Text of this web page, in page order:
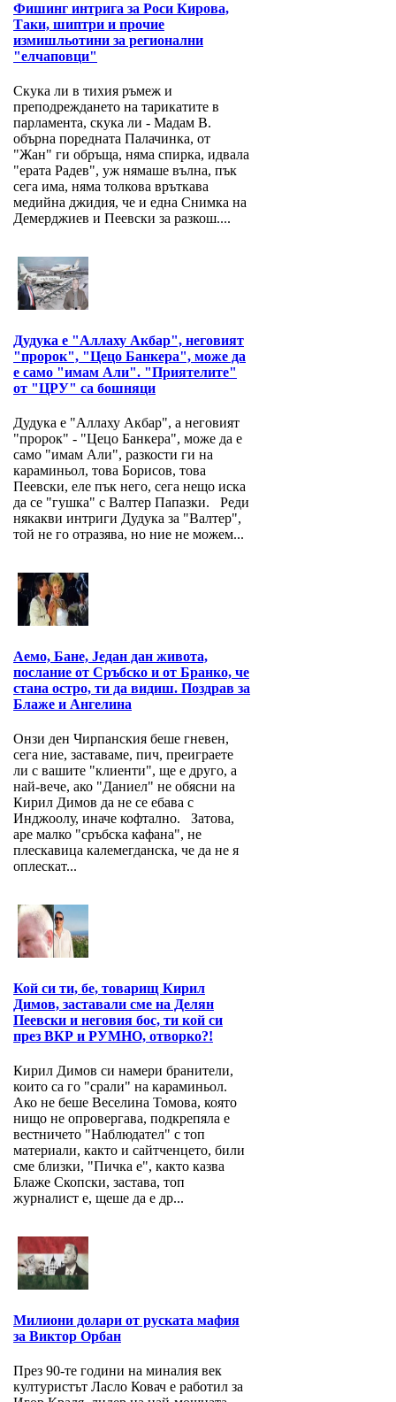
Фишинг интрига за Роси Кирова,
Таки, шиптри и прочие
измишльотини за регионални
"елчаповци"
Скука ли в тихия ръмеж и
преподреждането на тарикатите в
парламента, скука ли - Мадам В.
обърна поредната Палачинка, от
"Жан" ги обръща, няма спирка, идвала
"ерата Радев", уж нямаше вълна, пък
сега има, няма толкова връткава
медийна джидия, че и една Снимка на
Демерджиев и Пеевски за разкош....
Дудука е "Аллаху Акбар", неговият
"пророк", "Цецо Банкера", може да
е само "имам Али". "Приятелите"
от "ЦРУ" са бошняци
Дудука е "Аллаху Акбар", а неговият
"пророк" - "Цецо Банкера", може да е
само "имам Али", разкости ги на
караминьол, това Борисов, това
Пеевски, еле пък него, сега нещо иска
да се "гушка" с Валтер Папазки. Реди
някакви интриги Дудука за "Валтер",
той не го отразява, но ние не можем...
Аемо, Бане, Један дан живота,
послание от Сръбско и от Бранко, че
стана остро, ти да видиш. Поздрав за
Блаже и Ангелина
Онзи ден Чирпанския беше гневен,
сега ние, заставаме, пич, преиграете
ли с вашите "клиенти", ще е друго, а
най-вече, ако "Даниел" не обясни на
Кирил Димов да не се ебава с
Инджоолу, иначе кофтално. Затова,
аре малко "сръбска кафана", не
плескавица калемегданска, че да не я
оплескат...
Кой си ти, бе, товарищ Кирил
Димов, заставали сме на Делян
Пеевски и неговия бос, ти кой си
през ВКР и РУМНО, отворко?!
Кирил Димов си намери бранители,
които са го "срали" на караминьол.
Ако не беше Веселина Томова, която
нищо не опровергава, подкрепяла е
вестничето "Наблюдател" с топ
материали, както и сайтченцето, били
сме близки, "Пичка е", както казва
Блаже Скопски, застава, топ
журналист е, щеше да е др...
Милиони долари от руската мафия
за Виктор Орбан
През 90-те години на миналия век
културистът Ласло Ковач е работил за